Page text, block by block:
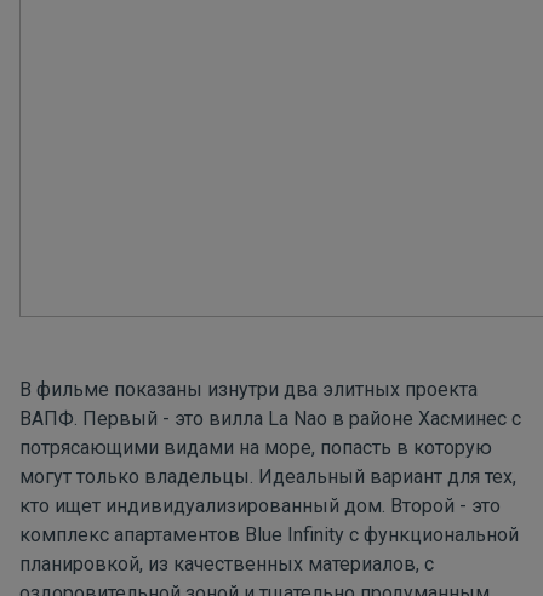
В фильме показаны изнутри два элитных проекта
ВАПФ. Первый - это вилла La Nao в районе Хасминес с
потрясающими видами на море, попасть в которую
могут только владельцы. Идеальный вариант для тех,
кто ищет индивидуализированный дом. Второй - это
комплекс апартаментов Blue Infinity с функциональной
планировкой, из качественных материалов, с